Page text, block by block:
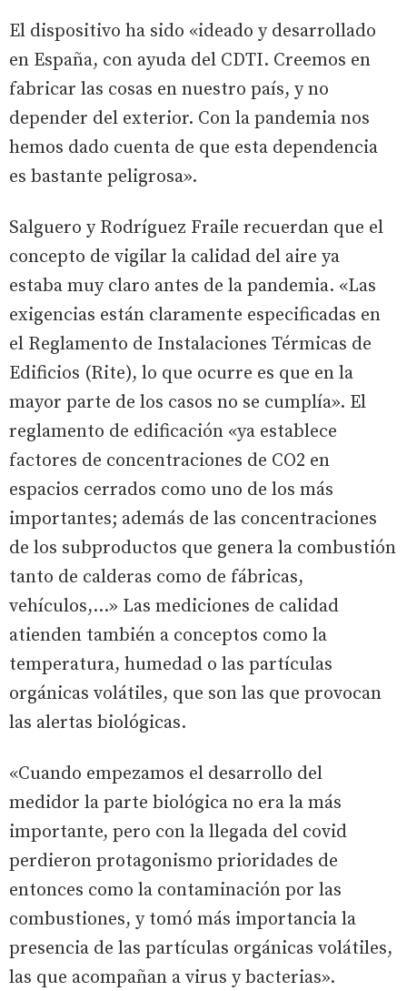
El dispositivo ha sido «ideado y desarrollado
en España, con ayuda del CDTI. Creemos en
fabricar las cosas en nuestro país, y no
depender del exterior. Con la pandemia nos
hemos dado cuenta de que esta dependencia
es bastante peligrosa».
Salguero y Rodríguez Fraile recuerdan que el
concepto de vigilar la calidad del aire ya
estaba muy claro antes de la pandemia. «Las
exigencias están claramente especificadas en
el Reglamento de Instalaciones Térmicas de
Edificios (Rite), lo que ocurre es que en la
mayor parte de los casos no se cumplía». El
reglamento de edificación «ya establece
factores de concentraciones de CO2 en
espacios cerrados como uno de los más
importantes; además de las concentraciones
de los subproductos que genera la combustión
tanto de calderas como de fábricas,
vehículos,...» Las mediciones de calidad
atienden también a conceptos como la
temperatura, humedad o las partículas
orgánicas volátiles, que son las que provocan
las alertas biológicas.
«Cuando empezamos el desarrollo del
medidor la parte biológica no era la más
importante, pero con la llegada del covid
perdieron protagonismo prioridades de
entonces como la contaminación por las
combustiones, y tomó más importancia la
presencia de las partículas orgánicas volátiles,
las que acompañan a virus y bacterias».